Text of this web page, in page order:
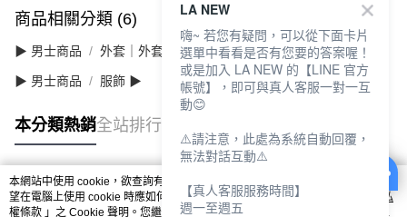
商品相關分類 (6) 查看全部
▶ 男士商品 外套｜外套/夾克/背心
▶ 男士商品 服飾 ▶
本分類熱銷全站排行
熱門標籤
本網站中使用 cookie，欲查詢有關本網站使用 cookie 方式之詳情，及若您不希
望在電腦上使用 cookie 時應如何變更電腦的 cookie 設定，請參閱本網站「
隱私
權條款 」之 Cookie 聲明。您繼續使用本網站即表示您同意本公司得按本網站使
LA NEW
嗨~ 若您有疑問，可以從下面卡片
選單中看看是否有您要的答案喔！
或是加入 LA NEW 的【LINE 官方
帳號】，即可與真人客服一對一互
動😊
⚠️請注意，此處為系統自動回覆，
無法對話互動⚠️
【真人客服服務時間】
週一至週五